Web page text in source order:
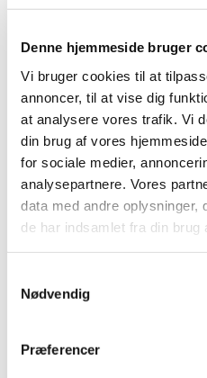
Denne hjemmeside bruger
Vi bruger cookies til at
annoncer, til at vise dig
at analysere vores trafik. Vi
din brug af vores
for sociale medier,
analysepartnere. Vores
data med andre oplysninger,
de har indsamlet fra din brug
Nødvendig
Præferencer